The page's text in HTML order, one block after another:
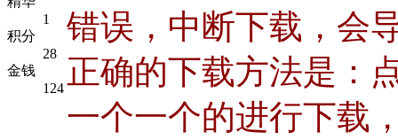
1
积分
28
金钱
124
错误，中断下载，会
正确的下载方法是：
一个一个的进行下载